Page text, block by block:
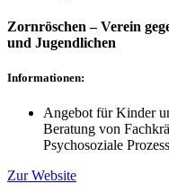
Zornröschen – Verein
und Jugendlichen
Informationen:
Angebot für Kinder
Beratung von
Psychosoziale
Zur Website